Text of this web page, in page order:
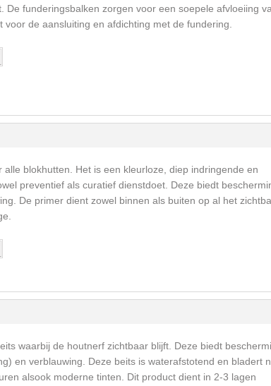
De funderingsbalken zorgen voor een soepele afvloeiing
de aansluiting en afdichting met de fundering.
blokhutten. Het is een kleurloze, diep indringende en
preventief als curatief dienstdoet. Deze biedt
De primer dient zowel binnen als buiten op al het
waarbij de houtnerf zichtbaar blijft. Deze biedt
en verblauwing. Deze beits is waterafstotend en bladert
alsook moderne tinten. Dit product dient in 2-3 lagen